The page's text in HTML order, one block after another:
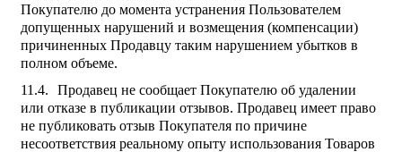
Покупателю до момента устранения Пользователем
допущенных нарушений и возмещения (компенсации)
причиненных Продавцу таким нарушением убытков в
полном объеме.
Продавец не сообщает Покупателю об удалении
или отказе в публикации отзывов. Продавец имеет право
не публиковать отзыв Покупателя по причине
несоответствия реальному опыту использования Товаров